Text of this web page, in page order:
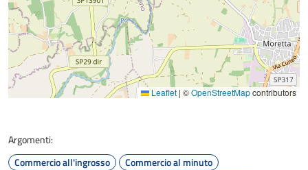
Leaflet | ©OpenStreetMapcontributors
Argomenti:
Commercio all'ingrosso
Commercio al minuto